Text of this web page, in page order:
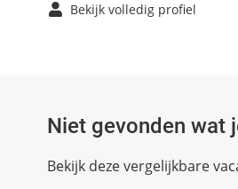
Bekijk volledig profiel
Niet gevonden wat
Bekijk deze vergelijkbare